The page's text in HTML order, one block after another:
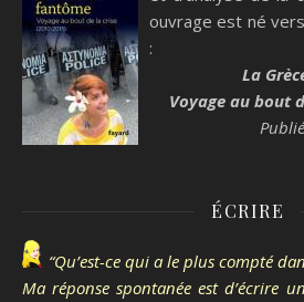
ouvrage est né
:
La
Voyage au bout
ÉCRIRE
“Qu’est-ce qui a le plus compté
Ma réponse spontanée est d’écrire